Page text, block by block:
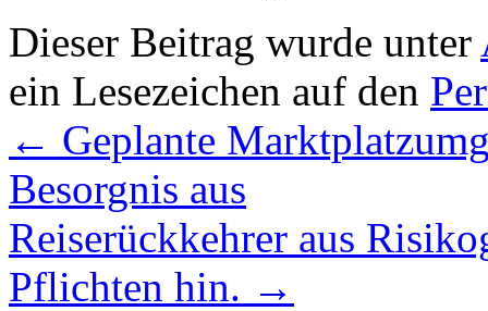
Dieser Beitrag wurde unter
ein Lesezeichen auf den
← Geplante
Besorgnis aus
Reiserückkehrer aus
Pflichten hin. →